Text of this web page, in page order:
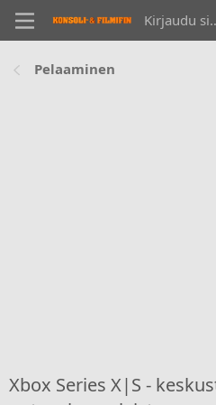
Pelaaminen
Xbox Series X|S -